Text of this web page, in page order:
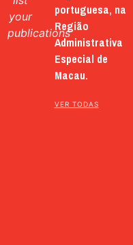
your
publications
portuguesa, na
Região
Administrativa
Especial de
Macau.
VER TODAS